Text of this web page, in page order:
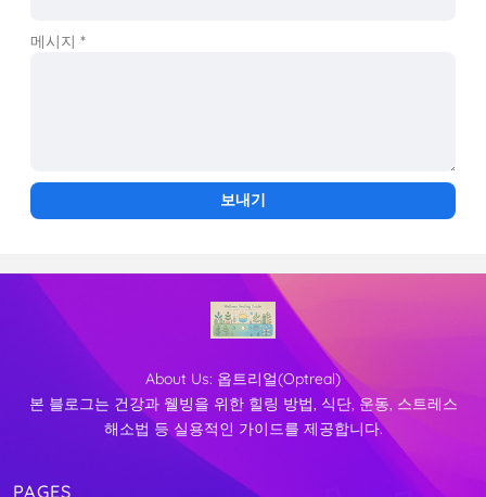
메시지*
About Us: 옵트리얼(Optreal)
본 블로그는 건강과 웰빙을 위한 힐링 방법, 식단, 운동, 스트레스
해소법 등 실용적인 가이드를 제공합니다.
PAGES